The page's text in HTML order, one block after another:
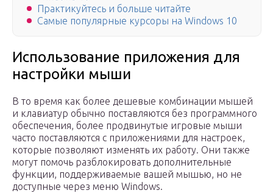
Практикуйтесь и больше читайте
Самые популярные курсоры на Windows 10
Использование приложения для
настройки мыши
В то время как более дешевые комбинации мышей
и клавиатур обычно поставляются без программного
обеспечения, более продвинутые игровые мыши
часто поставляются с приложениями для настроек,
которые позволяют изменять их работу. Они также
могут помочь разблокировать дополнительные
функции, поддерживаемые вашей мышью, но не
доступные через меню Windows.